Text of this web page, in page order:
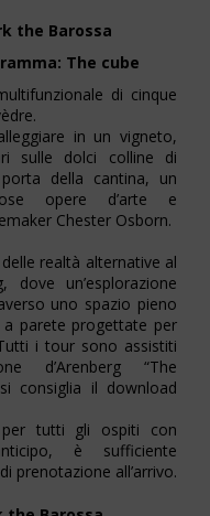
the Barossa
The cube
di cinque
in un vigneto,
sulle dolci colline di
della cantina, un
opere d’arte e
Chester Osborn.
realtà alternative al
dove un’esplorazione
uno spazio pieno
parete progettate per
i tour sono assistiti
d’Arenberg “The
consiglia il download
per tutti gli ospiti con
è sufficiente
prenotazione all’arrivo.